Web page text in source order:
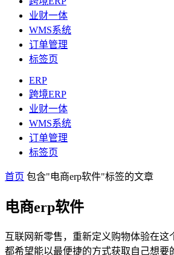
业财一体
WMS系统
订单管理
标签页
ERP
跨境ERP
业财一体
WMS系统
订单管理
标签页
首页 包含"电商erp软件"标签的文章
电商erp软件
互联网新零售，重新定义购物体验在这
都希望能以最便捷的方式获取自己想要